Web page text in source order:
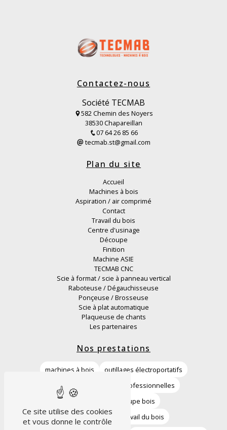
Contactez-nous
Société TECMAB
582 Chemin des Noyers
38530 Chapareillan
07 64 26 85 66
tecmab.st@gmail.com
Plan du site
Accueil
Machines à bois
Aspiration / air comprimé
Contact
Travail du bois
Centre d'usinage
Découpe
Finition
Machine ASIE
TECMAB CNC
Scie à format / scie à panneau vertical
Raboteuse / Dégauchisseuse
Ponçeuse / Brosseuse
Scie à plat automatique
Plaqueuse de chants
Les partenaires
Nos prestations
machines à bois
outillages électroportatifs
vente machines à bois professionnelles
machines de découpe bois
équipements pour travail du bois
Ce site utilise des cookies
et vous donne le contrôle